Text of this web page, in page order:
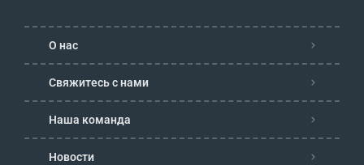
О нас
Свяжитесь с нами
Наша команда
Новости